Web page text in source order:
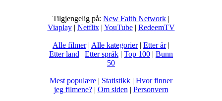
Tilgjengelig på: New Faith Network |
Viaplay| Netflix| YouTube| RedeemTV
Alle filmer| Alle kategorier| Etter år|
Etter land | Etter språk | Top 100 | Bunn
50
Mest populære | Statistikk | Hvor finner
jeg filmene?| Om siden | Personvern